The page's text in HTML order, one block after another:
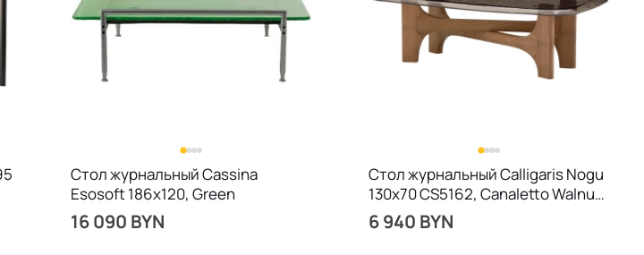
Стол журнальный Cassina
Esosoft 186x120, Green
16 090 BYN
Стол журнальный Calligaris Nogu
130х70 CS5162, Canaletto Walnut
/ Annealed Bronze
6 940 BYN